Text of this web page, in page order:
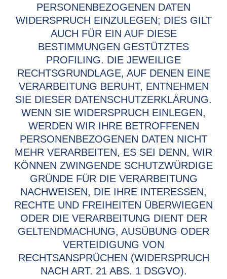
PERSONENBEZOGENEN DATEN
WIDERSPRUCH EINZULEGEN; DIES GILT
AUCH FÜR EIN AUF DIESE
BESTIMMUNGEN GESTÜTZTES
PROFILING. DIE JEWEILIGE
RECHTSGRUNDLAGE, AUF DENEN EINE
VERARBEITUNG BERUHT, ENTNEHMEN
SIE DIESER DATENSCHUTZERKLÄRUNG.
WENN SIE WIDERSPRUCH EINLEGEN,
WERDEN WIR IHRE BETROFFENEN
PERSONENBEZOGENEN DATEN NICHT
MEHR VERARBEITEN, ES SEI DENN, WIR
KÖNNEN ZWINGENDE SCHUTZWÜRDIGE
GRÜNDE FÜR DIE VERARBEITUNG
NACHWEISEN, DIE IHRE INTERESSEN,
RECHTE UND FREIHEITEN ÜBERWIEGEN
ODER DIE VERARBEITUNG DIENT DER
GELTENDMACHUNG, AUSÜBUNG ODER
VERTEIDIGUNG VON
RECHTSANSPRÜCHEN (WIDERSPRUCH
NACH ART. 21 ABS. 1 DSGVO).